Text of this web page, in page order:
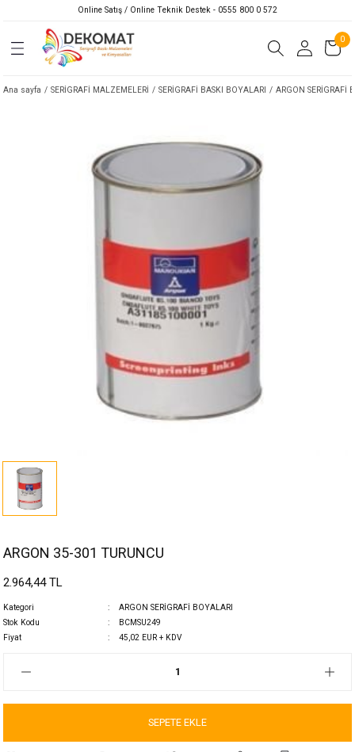
Online Satış / Online Teknik Destek - 0555 800 0 572
0
Ana sayfa SERİGRAFİ MALZEMELERİ SERİGRAFİ BASKI BOYALARI ARGON SERİGRAFİ
ARGON 35-301 TURUNCU
2.964,44 TL
Kategori
ARGON SERİGRAFİ BOYALARI
Stok Kodu
BCMSU249
Fiyat
45,02 EUR + KDV
SEPETE EKLE